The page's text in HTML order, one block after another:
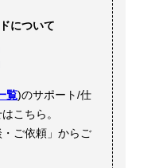
について
覧)のサポート/仕
こちら。
ご依頼」からご